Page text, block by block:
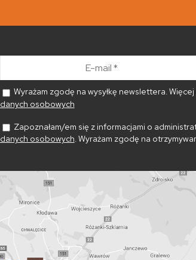
Wyrażam zgodę na wysyłkę newslettera.
danych osobowych
Zapoznałam/em się z informacjami o
danych osobowych. Wyrażam zgodę na